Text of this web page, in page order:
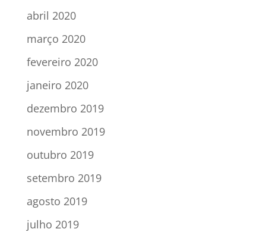
abril 2020
março 2020
fevereiro 2020
janeiro 2020
dezembro 2019
novembro 2019
outubro 2019
setembro 2019
agosto 2019
julho 2019